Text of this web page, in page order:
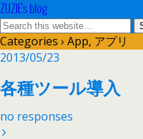
ZUZIE's blog
Categories › App, アプリ
2013/05/23
各種ツール導入
no responses